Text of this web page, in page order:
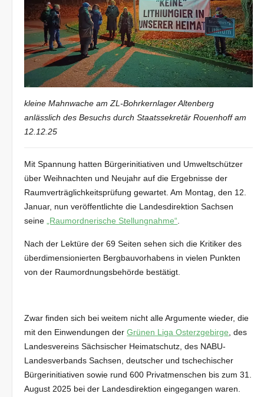
kleine Mahnwache am ZL-Bohrkernlager Altenberg
anlässlich des Besuchs durch Staatssekretär Rouenhoff am
12.12.25
Mit Spannung hatten Bürgerinitiativen und Umweltschützer
über Weihnachten und Neujahr auf die Ergebnisse der
Raumverträglichkeitsprüfung gewartet. Am Montag, den 12.
Januar, nun veröffentlichte die Landesdirektion Sachsen
seine
„Raumordnerische Stellungnahme“
Nach der Lektüre der 69 Seiten sehen sich die Kritiker des
überdimensionierten Bergbauvorhabens in vielen Punkten
von der Raumordnungsbehörde bestätigt.
Zwar finden sich bei weitem nicht alle Argumente wieder, die
mit den Einwendungen derGrünen Liga Osterzgebirge , des
Landesvereins Sächsischer Heimatschutz, des NABU-
Landesverbands Sachsen, deutscher und tschechischer
Bürgerinitiativen sowie rund 600 Privatmenschen bis zum 31.
August 2025 bei der Landesdirektion eingegangen waren.